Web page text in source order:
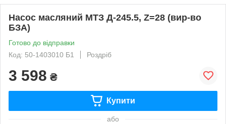
Насос масляний МТЗ Д-245.5, Z=28 (вир-во
БЗА)
Готово до відправки
Код: 50-1403010 Б1
Роздріб
3 598 ₴
Купити
або